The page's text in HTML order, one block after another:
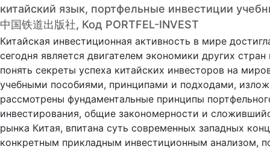
китайский язык, портфельные инвестиции
中国铁道出版社, Код PORTFEL-INVEST
Китайская инвестиционная активность в мире
сегодня является двигателем экономики других
понять секреты успеха китайских инвесторов на
учебными пособиями, принципами и подходами,
рассмотрены фундаментальные принципы
инвестирования, общие закономерности и
рынка Китая, впитана суть современных западных
конкретным прикладным инвестиционным анализом,